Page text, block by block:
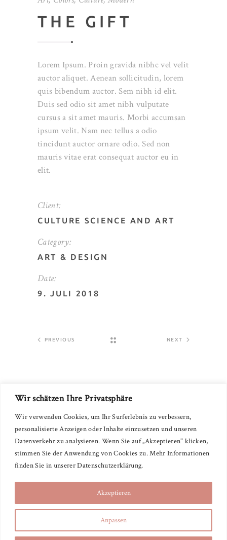
Wir schätzen Ihre Privatsphäre
Wir verwenden Cookies, um Ihr Surferlebnis zu verbessern,
personalisierte Anzeigen oder Inhalte einzusetzen und unseren
Datenverkehr zu analysieren. Wenn Sie auf „Akzeptieren" klicken,
stimmen Sie der Anwendung von Cookies zu. Mehr Informationen
finden Sie in unserer Datenschutzerklärung.
Anpassen
Akzeptieren
THE GIFT
Lorem Ipsum. Proin gravida nibhc vel velit
auctor aliquet. Aenean sollicitudin, lorem
quis bibendum auctor. Sem nibh id elit.
Duis sed odio sit amet nibh vulputate
cursus a sit amet mauris. Morbi accumsan
ipsum velit. Nam nec tellus a odio
tincidunt auctor ornare odio. Sed non
mauris vitae erat consequat auctor eu in
elit.
Client:
CULTURE SCIENCE AND ART
Category:
ART & DESIGN
Date:
9. JULI 2018
PREVIOUS NEXT
DAVINA MUXFELD
Impressum Datenschutz
Alle Zitate auf dieser Website stammen aus dem Buch „Die
ersten vierzig Tage“ von Heng Ou.